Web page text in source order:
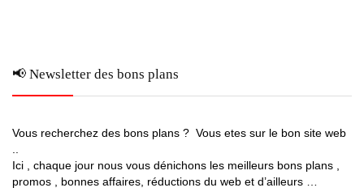
📢 Newsletter des bons plans
Vous recherchez des bons plans ? Vous etes sur le bon site web
Ici , chaque jour nous vous dénichons les meilleurs bons plans ,
promos , bonnes affaires, réductions du web et d’ailleurs …